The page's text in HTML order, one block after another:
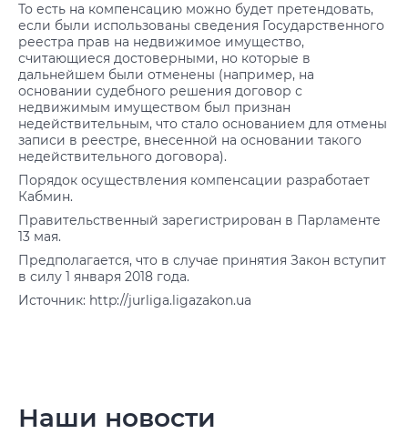
То есть на компенсацию можно будет претендовать,
если были использованы сведения Государственного
реестра прав на недвижимое имущество,
считающиеся достоверными, но которые в
дальнейшем были отменены (например, на
основании судебного решения договор с
недвижимым имуществом был признан
недействительным, что стало основанием для отмены
записи в реестре, внесенной на основании такого
недействительного договора).
Порядок осуществления компенсации разработает
Кабмин.
Правительственный зарегистрирован в Парламенте
13 мая.
Предполагается, что в случае принятия Закон вступит
в силу 1 января 2018 года.
Источник: http://jurliga.ligazakon.ua
Наши новости